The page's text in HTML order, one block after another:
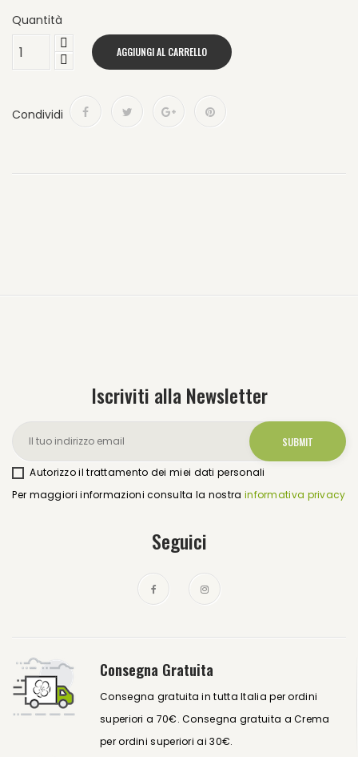
Quantità
AGGIUNGI AL CARRELLO
Condividi
Iscriviti alla Newsletter
Autorizzo il trattamento dei miei dati personali
Per maggiori informazioni consulta la nostra informativa privacy
Seguici
Consegna Gratuita
Consegna gratuita in tutta Italia per ordini
superiori a 70€. Consegna gratuita a Crema
per ordini superiori ai 30€.